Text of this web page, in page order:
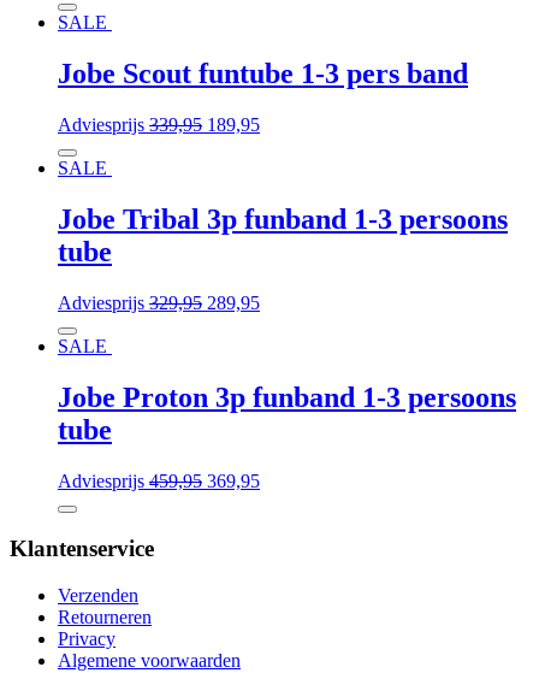
SALE
Jobe Scout funtube 1-3 pers band
Adviesprijs 339,95 189,95
SALE
Jobe Tribal 3p funband 1-3 persoons
tube
Adviesprijs 329,95 289,95
SALE
Jobe Proton 3p funband 1-3 persoons
tube
Adviesprijs 459,95 369,95
Klantenservice
Verzenden
Retourneren
Privacy
Algemene voorwaarden